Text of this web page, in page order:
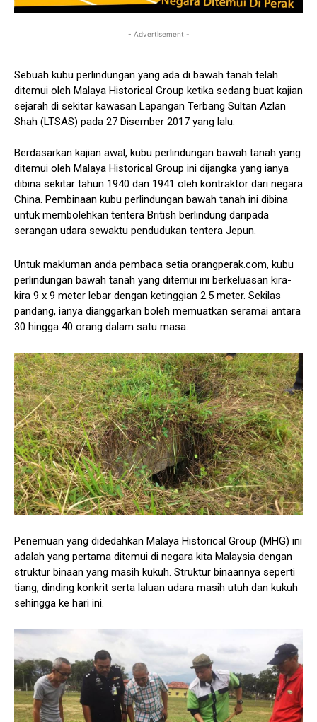
- Advertisement -
Sebuah kubu perlindungan yang ada di bawah tanah telah
ditemui oleh Malaya Historical Group ketika sedang buat kajian
sejarah di sekitar kawasan Lapangan Terbang Sultan Azlan
Shah (LTSAS) pada 27 Disember 2017 yang lalu.
Berdasarkan kajian awal, kubu perlindungan bawah tanah yang
ditemui oleh Malaya Historical Group ini dijangka yang ianya
dibina sekitar tahun 1940 dan 1941 oleh kontraktor dari negara
China. Pembinaan kubu perlindungan bawah tanah ini dibina
untuk membolehkan tentera British berlindung daripada
serangan udara sewaktu pendudukan tentera Jepun.
Untuk makluman anda pembaca setia orangperak.com, kubu
perlindungan bawah tanah yang ditemui ini berkeluasan kira-
kira 9 x 9 meter lebar dengan ketinggian 2.5 meter. Sekilas
pandang, ianya dianggarkan boleh memuatkan seramai antara
30 hingga 40 orang dalam satu masa.
Penemuan yang didedahkan Malaya Historical Group (MHG) ini
adalah yang pertama ditemui di negara kita Malaysia dengan
struktur binaan yang masih kukuh. Struktur binaannya seperti
tiang, dinding konkrit serta laluan udara masih utuh dan kukuh
sehingga ke hari ini.